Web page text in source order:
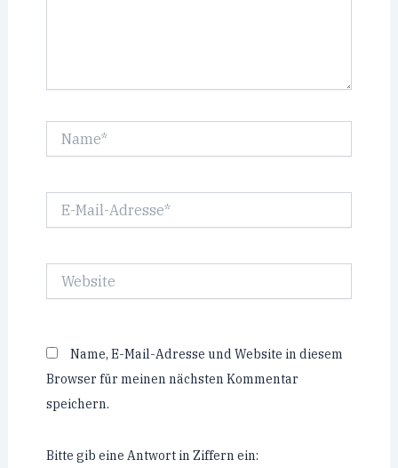
Mail-
Website
Name, E-Mail-Adresse und Website in diesem
Browser für meinen nächsten Kommentar
speichern.
Bitte gib eine Antwort in Ziffern ein: